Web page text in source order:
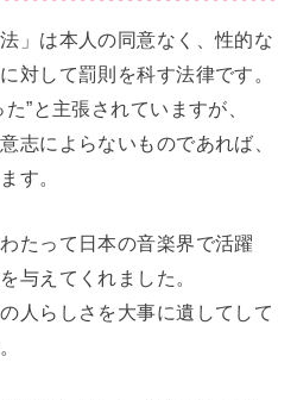
」は本人の同意なく、性的な
対して罰則を科す法律です。
”と主張されていますが、
志によらないものであれば、
す。
たって日本の音楽界で活躍
与えてくれました。
人らしさを大事に遺してして